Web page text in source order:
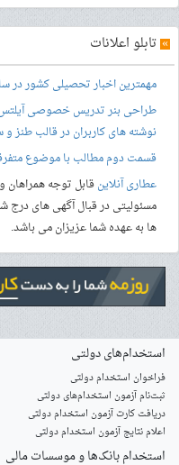
» تابلو اعلانات
مهمترین اخبار تحصیلی کشور در سال
طراحی بنرتدریس خصوصی
نوشته های کاربران در قالب طنز و
قسمت دوم مطالب با موضوع
عطاری آنلاینقابل توجه
مسئولیتی در قبال آگهی های
ها به عهده شما عزیزان می باشد.
استخدام‌های دولتی
فراخوان استخدام دولتی
ثبت‌نام آزمون‌ استخدام‌های دولتی
دریافت کارت آزمون استخدام دولتی
اعلام نتایج آزمون استخدام دولتی
استخدام‌ بانک‌ها و موسسات مالی